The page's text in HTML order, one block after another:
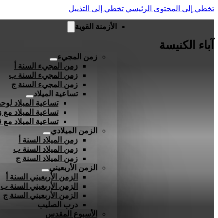
تخطي إلى المحتوى الرئيسي تخطي إلى التذييل
الأزمنة القوية
زمن المجيء
زمن المجيء السنة أ
زمن المجيء السنة ب
زمن المجيء السنة ج
تساعية الميلاد
تساعية الميلاد
تساعية الميلاد مع
تساعية الميلاد
الزمن الميلادي
زمن الميلاد السنة أ
زمن الميلاد السنة ب
زمن الميلاد السنة ج
الزمن الأربعيني
الزمن الأربعيني السنة أ
الزمن الأربعيني السنة ب
الزمن الأربعيني السنة ج
درب الصليب
الأسبوع المقدس
آباء الكنيسة